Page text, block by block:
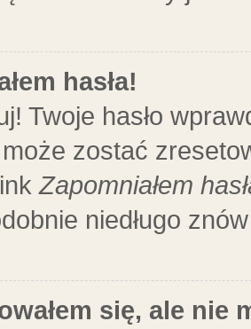
hasła!
Twoje hasło
zostać
Zapomniałem
niedługo
się, ale nie